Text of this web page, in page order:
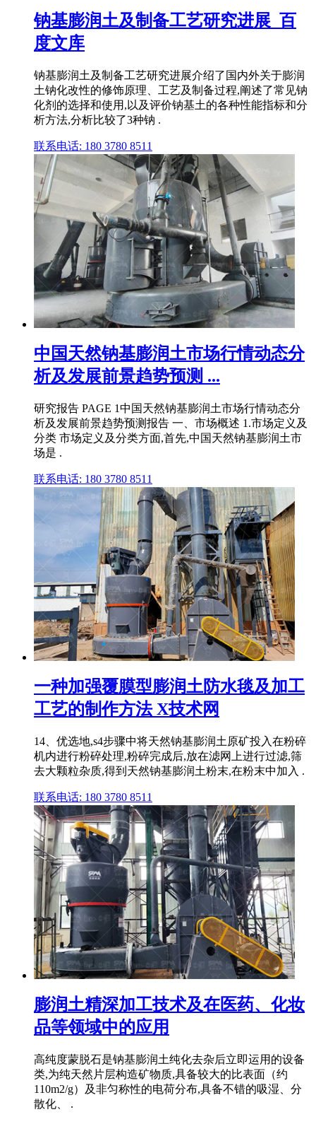
钠基膨润土及制备工艺研究进展_百
度文库
钠基膨润土及制备工艺研究进展介绍了国内外关于膨润
土钠化改性的修饰原理、工艺及制备过程,阐述了常见钠
化剂的选择和使用,以及评价钠基土的各种性能指标和分
析方法,分析比较了3种钠 .
联系电话: 180 3780 8511
中国天然钠基膨润土市场行情动态分
析及发展前景趋势预测 ...
研究报告 PAGE 1中国天然钠基膨润土市场行情动态分
析及发展前景趋势预测报告 一、市场概述 1.市场定义及
分类 市场定义及分类方面,首先,中国天然钠基膨润土市
场是 .
联系电话: 180 3780 8511
一种加强覆膜型膨润土防水毯及加工
工艺的制作方法 X技术网
14、优选地,s4步骤中将天然钠基膨润土原矿投入在粉碎
机内进行粉碎处理,粉碎完成后,放在滤网上进行过滤,筛
去大颗粒杂质,得到天然钠基膨润土粉末,在粉末中加入 .
联系电话: 180 3780 8511
膨润土精深加工技术及在医药、化妆
品等领域中的应用
高纯度蒙脱石是钠基膨润土纯化去杂后立即运用的设备
类,为纯天然片层构造矿物质,具备较大的比表面（约
110m2/g）及非匀称性的电荷分布,具备不错的吸湿、分
散化、 .